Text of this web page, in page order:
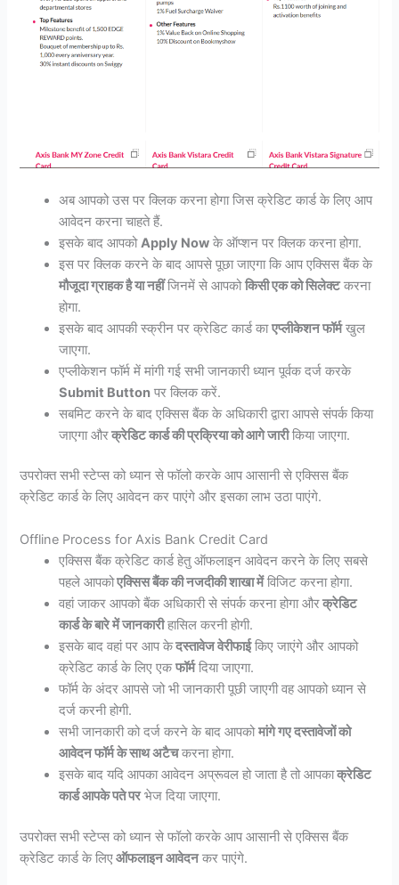
अब आपको उस पर क्लिक करना होगा जिस क्रेडिट कार्ड के लिए आप
आवेदन करना चाहते हैं.
इसके बाद आपको Apply Now के ऑप्शन पर क्लिक करना होगा.
इस पर क्लिक करने के बाद आपसे पूछा जाएगा कि आप एक्सिस बैंक के
मौजूदा ग्राहक है या नहींजिनमें से आपकोकिसी एक को सिलेक्टकरना
होगा.
इसके बाद आपकी स्क्रीन पर क्रेडिट कार्ड काएप्लीकेशन फॉर्मखुल
जाएगा.
एप्लीकेशन फॉर्म में मांगी गई सभी जानकारी ध्यान पूर्वक दर्ज करके
Submit Button पर क्लिक करें.
सबमिट करने के बाद एक्सिस बैंक के अधिकारी द्वारा आपसे संपर्क किया
जाएगा औरक्रेडिट कार्ड की प्रक्रिया को आगे जारीकिया जाएगा.
उपरोक्त सभी स्टेप्स को ध्यान से फॉलो करके आप आसानी से एक्सिस बैंक
क्रेडिट कार्ड के लिए आवेदन कर पाएंगे और इसका लाभ उठा पाएंगे.
Offline Process for Axis Bank Credit Card
एक्सिस बैंक क्रेडिट कार्ड हेतु ऑफलाइन आवेदन करने के लिए सबसे
पहले आपकोएक्सिस बैंक की नजदीकी शाखा मेंविजिट करना होगा.
वहां जाकर आपको बैंक अधिकारी से संपर्क करना होगा औरक्रेडिट
कार्ड के बारे में जानकारीहासिल करनी होगी.
इसके बाद वहां पर आप केदस्तावेज वेरीफाईकिए जाएंगे और आपको
क्रेडिट कार्ड के लिए एकफॉर्मदिया जाएगा.
फॉर्म के अंदर आपसे जो भी जानकारी पूछी जाएगी वह आपको ध्यान से
दर्ज करनी होगी.
सभी जानकारी को दर्ज करने के बाद आपकोमांगे गए दस्तावेजों को
आवेदन फॉर्म के साथ अटैचकरना होगा.
इसके बाद यदि आपका आवेदन अप्रूवल हो जाता है तो आपकाक्रेडिट
कार्ड आपके पते परभेज दिया जाएगा.
उपरोक्त सभी स्टेप्स को ध्यान से फॉलो करके आप आसानी से एक्सिस बैंक
क्रेडिट कार्ड के लिएऑफलाइन आवेदनकर पाएंगे.